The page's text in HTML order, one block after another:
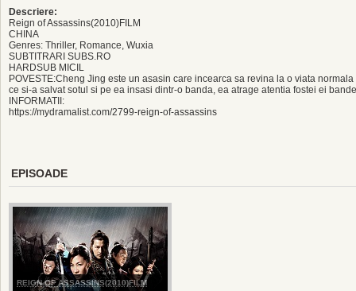
Descriere:
Reign of Assassins(2010)FILM
CHINA
Genres: Thriller, Romance, Wuxia
SUBTITRARI SUBS.RO
HARDSUB MICIL
POVESTE:Cheng Jing este un asasin care incearca sa revina la o viata
ce si-a salvat sotul si pe ea insasi dintr-o banda, ea atrage atentia fostei ei
INFORMATII:
https://mydramalist.com/2799-reign-of-assassins
EPISOADE
REIGN OF ASSASSINS(2010)FILM